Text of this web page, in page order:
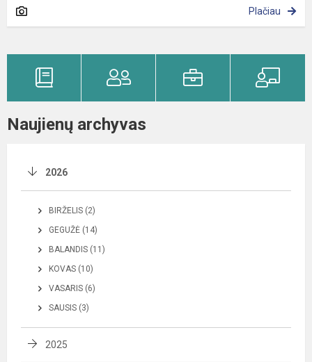
Plačiau
Naujienų archyvas
2026
BIRŽELIS (2)
GEGUŽĖ (14)
BALANDIS (11)
KOVAS (10)
VASARIS (6)
SAUSIS (3)
2025